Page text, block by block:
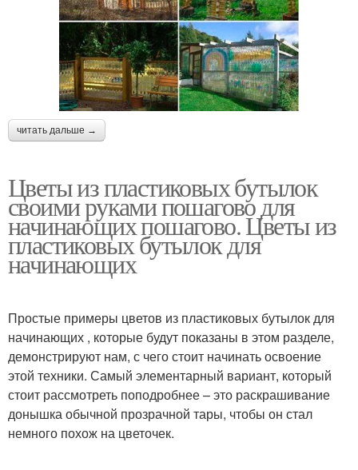
читать дальше →
Цветы из пластиковых бутылок
своими руками пошагово для
начинающих пошагово. Цветы из
пластиковых бутылок для
начинающих
Простые примеры цветов из пластиковых бутылок для
начинающих , которые будут показаны в этом разделе,
демонстрируют нам, с чего стоит начинать освоение
этой техники. Самый элементарный вариант, который
стоит рассмотреть поподробнее – это раскрашивание
донышка обычной прозрачной тары, чтобы он стал
немного похож на цветочек.